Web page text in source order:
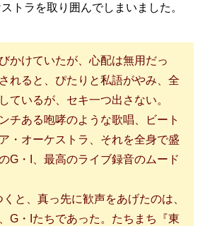
トラを取り囲んでしまいました。
かけていたが、心配は無用だっ
れると、ぴたりと私語がやみ、全
ているが、セキ一つ出さない。
チある咆哮のような歌唱、ビート
・オーケストラ、それを全身で盛
G・I、最高のライブ録音のムード
と、真っ先に歓声をあげたのは、
G・Iたちであった。たちまち『東